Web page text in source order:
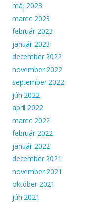
máj 2023
marec 2023
február 2023
január 2023
december 2022
november 2022
september 2022
jún 2022
apríl 2022
marec 2022
február 2022
január 2022
december 2021
november 2021
október 2021
jún 2021